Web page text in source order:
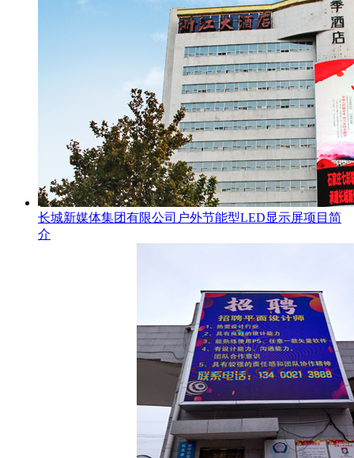
长城新媒体集团有限公司户外节能型LED显示屏项目简
介